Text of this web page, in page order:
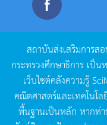
สถาบันส่งเสริมการส
กระทรวงศึกษาธิการ เป็น
เว็บไซต์คลังความรู้
คณิตศาสตร์และเทคโนโ
พื้นฐานเป็นหลัก หากท่